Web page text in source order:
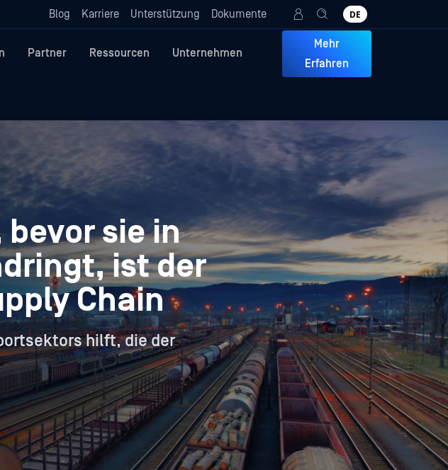
Blog Karriere Unterstützung Dokumente DE
Partner Ressourcen Unternehmen
Mehr
Erfahren
bevor sie in
ist der
Chain
hilft, die der